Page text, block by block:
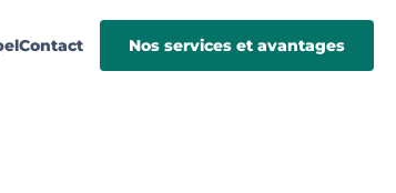
Contact Nos services et avantages